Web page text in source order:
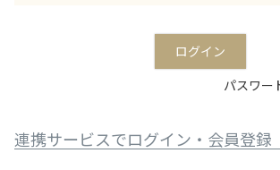
ログイン
パスワー
連携サービスでログイン・会員登録